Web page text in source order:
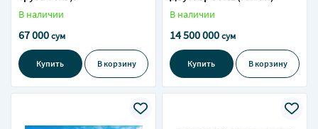
В наличии
67 000сум
Купить В корзину
В наличии
14 500 000сум
Купить В корзину